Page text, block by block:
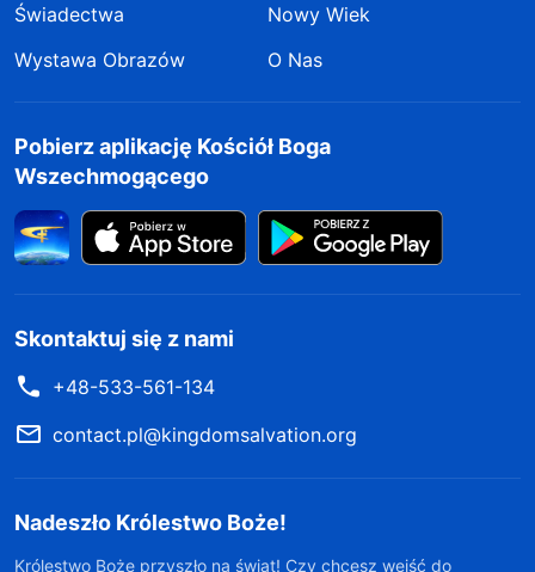
Świadectwa
Nowy Wiek
Wystawa Obrazów
O Nas
Pobierz aplikację Kościół Boga
Wszechmogącego
Skontaktuj się z nami
+48-533-561-134
contact.pl@kingdomsalvation.org
Nadeszło Królestwo Boże!
Królestwo Boże przyszło na świat! Czy chcesz wejść do